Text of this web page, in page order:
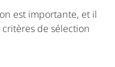
est importante, et il
de sélection